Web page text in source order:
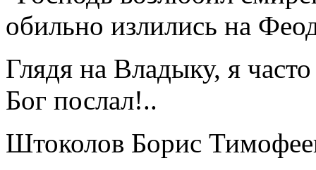
обильно излились на
Глядя на Владыку, я
Бог послал!..
Штоколов Борис